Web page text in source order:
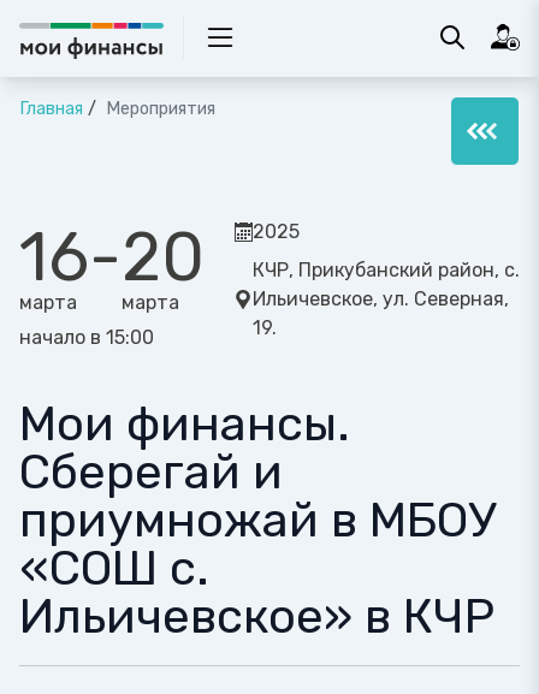
Главная Мероприятия
16
марта
-20
марта
начало в 15:00
2025
КЧР, Прикубанский район, с.
Ильичевское, ул. Северная,
19.
Мои финансы.
Сберегай и
приумножай в МБОУ
«СОШ с.
Ильичевское» в КЧР